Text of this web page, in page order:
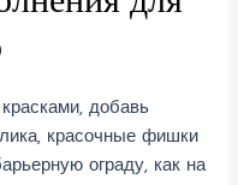
добавь
красочные фишки
ограду, как на